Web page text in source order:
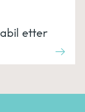
etter